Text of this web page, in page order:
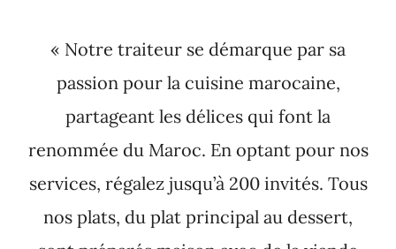
« Notre traiteur se démarque par sa
passion pour la cuisine marocaine,
partageant les délices qui font la
renommée du Maroc. En optant pour nos
services, régalez jusqu’à 200 invités. Tous
nos plats, du plat principal au dessert,